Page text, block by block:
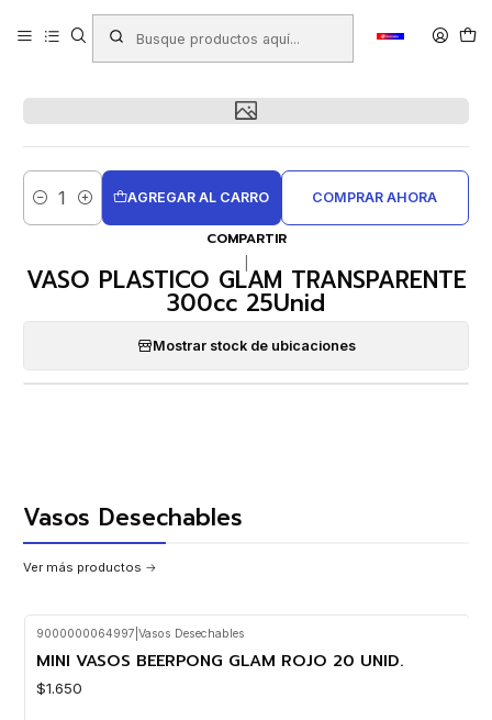
Productos COTILLÓN Vasos Desechables
VASO PLASTICO GLAM TRANSPARENTE 300cc 25Unid
Cantidad
AGREGAR AL CARRO COMPRAR AHORA
COMPARTIR
VASO PLASTICO GLAM TRANSPARENTE
300cc 25Unid
Mostrar stock de ubicaciones
Vasos Desechables
Ver más productos
9000000064997 Vasos Desechables
MINI VASOS BEERPONG GLAM ROJO 20 UNID.
$1.650